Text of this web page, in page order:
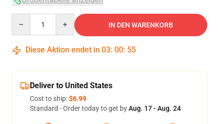
IN DEN WARENKORB
Diese Aktion endet in 03: 00: 54
Deliver to United States
Cost to ship:$6.99
Standard - Order today to get byAug. 17 - Aug. 24